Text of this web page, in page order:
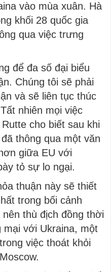
vào mùa xuân. Hà
khối 28 quốc gia
qua việc trưng
để đa số đại biểu
Chúng tôi sẽ phải
và sẽ liên tục thúc
nhiên mọi việc
cho biết sau khi
thông qua một văn
giữa EU với
tỏ sự lo ngại.
thuận này sẽ thiết
trong bối cảnh
thù địch đồng thời
với Ukraina, một
việc thoát khỏi